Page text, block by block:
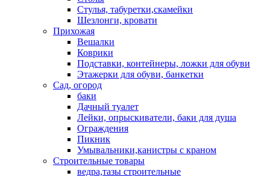
Стулья, табуретки,скамейки
Шезлонги, кровати
Прихожая
Вешалки
Коврики
Подставки, контейнеры, ложки для обуви
Этажерки для обуви, банкетки
Сад, огород
баки
Дачный туалет
Лейки, опрыскиватели, баки для душа
Ограждения
Пикник
Умывальники,канистры с краном
Строительные товары
ведра,тазы строительные